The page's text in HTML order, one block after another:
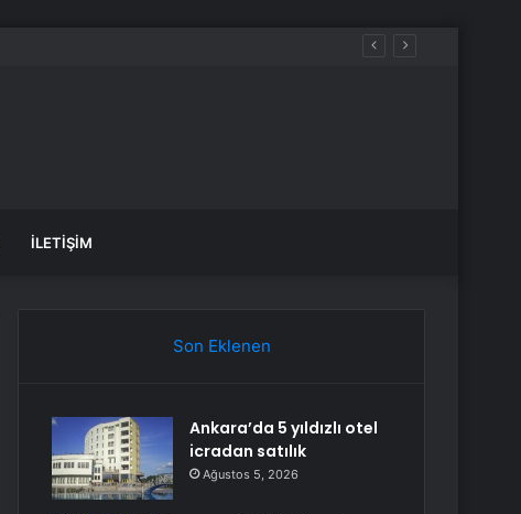
İLETIŞIM
Son Eklenen
Ankara’da 5 yıldızlı otel
icradan satılık
Ağustos 5, 2026